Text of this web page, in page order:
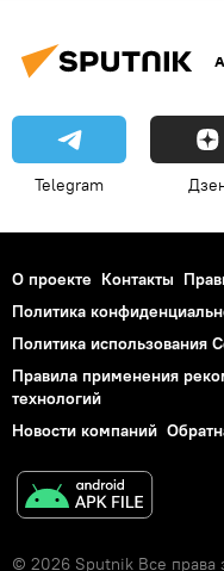
Telegram
О проекте Контакты
Политика
Политика использования
Правила применения
технологий
Новости компаний
© 2026 Sputnik Все права